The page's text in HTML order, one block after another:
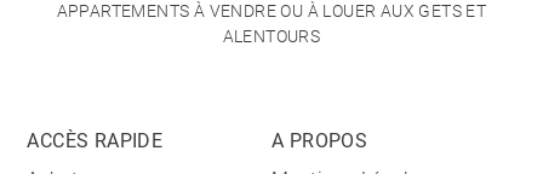
APPARTEMENTS À VENDRE OU À LOUER AUX GETS ET
ALENTOURS
ACCÈS RAPIDE
A PROPOS